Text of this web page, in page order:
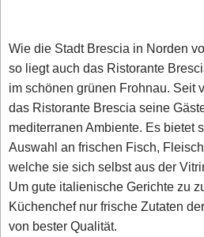
Wie die Stadt Brescia in Norden
so liegt auch das Ristorante
im schönen grünen Frohnau. Seit
das Ristorante Brescia seine
mediterranen Ambiente. Es bietet
Auswahl an frischen Fisch,
welche sie sich selbst aus der
Um gute italienische Gerichte zu
Küchenchef nur frische Zutaten
von bester Qualität.